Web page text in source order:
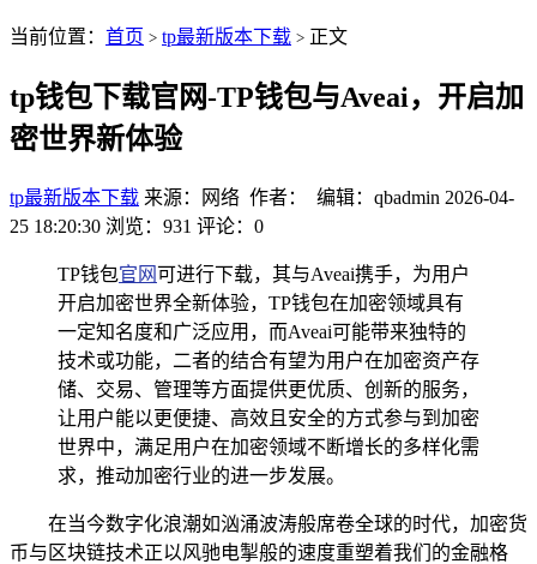
当前位置： 首页 > tp最新版本下载 > 正文
tp钱包下载官网-TP钱包与Aveai，开启加
密世界新体验
tp最新版本下载 来源：网络 作者： 编辑：qbadmin 2026-04-
25 18:20:30 浏览：931 评论：0
TP钱包官网可进行下载，其与Aveai携手，为用户
开启加密世界全新体验，TP钱包在加密领域具有
一定知名度和广泛应用，而Aveai可能带来独特的
技术或功能，二者的结合有望为用户在加密资产存
储、交易、管理等方面提供更优质、创新的服务，
让用户能以更便捷、高效且安全的方式参与到加密
世界中，满足用户在加密领域不断增长的多样化需
求，推动加密行业的进一步发展。
在当今数字化浪潮如汹涌波涛般席卷全球的时代，加密货
币与区块链技术正以风驰电掣般的速度重塑着我们的金融格